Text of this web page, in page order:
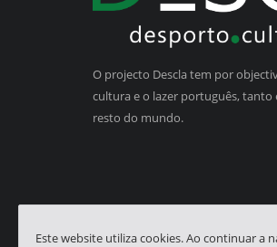
O projecto Descla tem por
cultura e o lazer português,
resto do mundo.
Este website utiliza cookies. Ao continuar a